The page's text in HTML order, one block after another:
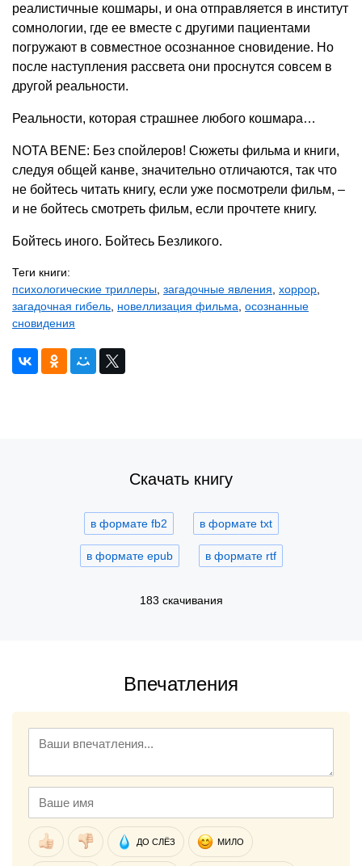
реалистичные кошмары, и она отправляется в институт
сомнологии, где ее вместе с другими пациентами
погружают в совместное осознанное сновидение. Но
после наступления рассвета они проснутся совсем в
другой реальности.
Реальности, которая страшнее любого кошмара…
NOTA BENE: Без спойлеров! Сюжеты фильма и книги,
следуя общей канве, значительно отличаются, так что
не бойтесь читать книгу, если уже посмотрели фильм, –
и не бойтесь смотреть фильм, если прочтете книгу.
Бойтесь иного. Бойтесь Безликого.
Теги книги:
психологические триллеры загадочные явления хоррор
загадочная гибель новеллизация фильма осознанные
сновидения
Скачать книгу
в формате fb2 в формате txt
в формате epub в формате rtf
183 скачивания
Впечатления
ДО СЛЁЗ МИЛО